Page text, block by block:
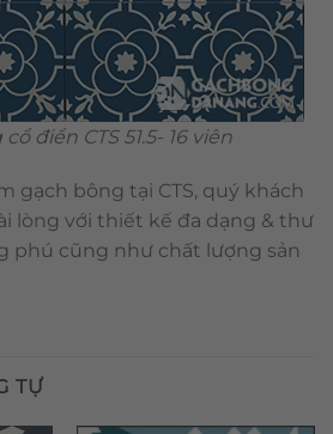
điển CTS 51.5- 16 viên
gạch bông tại CTS, quý khách
lòng với thiết kế đa dạng & thư
phú cũng như chất lượng sản
TỰ